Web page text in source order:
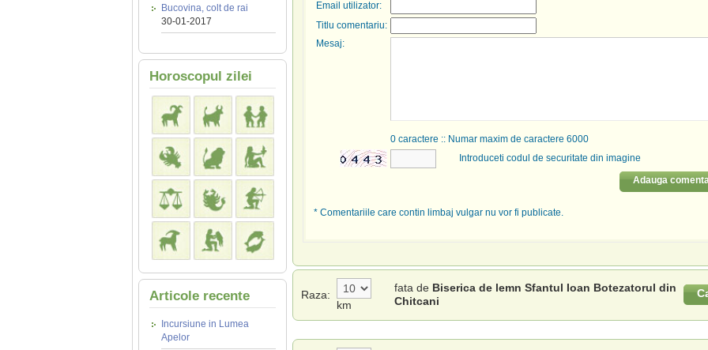
Bucovina, colt de rai
30-01-2017
Horoscopul zilei
Articole recente
Incursiune in Lumea
Apelor
Email utilizator:
Titlu comentariu:
Mesaj:
0caractere :: Numar maxim de caractere 6000
Introduceti codul de securitate din imagine
Adauga
* Comentariile care contin limbaj vulgar nu vor fi publicate.
Raza:
km
fata de Biserica de lemn Sfantul Ioan Botezatorul din
Chitcani